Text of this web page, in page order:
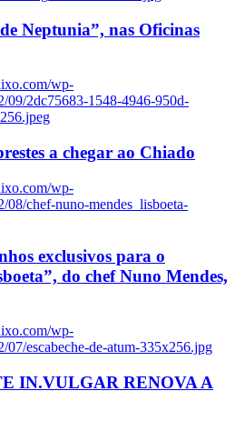
Neptunia”, nas Oficinas
wp-
09/2dc75683-1548-4946-950d-
a chegar ao Chiado
wp-
08/chef-nuno-mendes_lisboeta-
exclusivos para o
do chef Nuno Mendes,
wp-
07/escabeche-de-atum-335x256.jpg
IN.VULGAR RENOVA A